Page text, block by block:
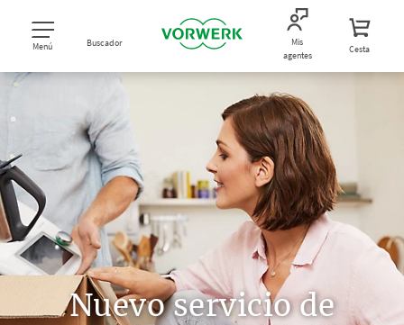
Menú Buscador
Mis
agentes
Cesta
Nuevo servicio de